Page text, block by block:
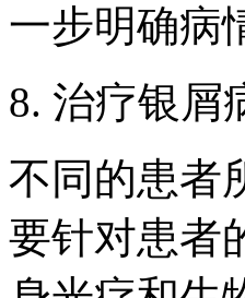
一步明确病
8. 治疗银屑
不同的患者
要针对患者